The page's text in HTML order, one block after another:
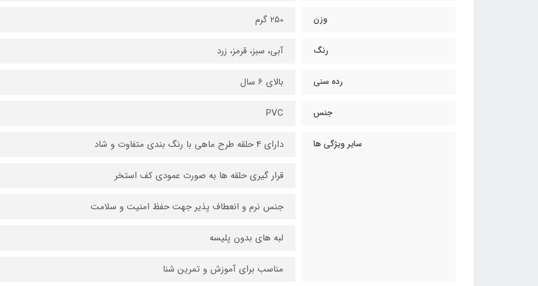
وزن 250 گرم
رنگ آبی، سبز، قرمز، زرد
رده سنی بالای 6 سال
جنس PVC
سایر ویژگی ها دارای 4 حلقه طرح ماهی با رنگ بندی متفاوت و شاد
قرار گیری حلقه ها به صورت عمودی کف استخر
جنس نرم و انعطاف پذیر جهت حفظ امنیت و سلامت
لبه های بدون پلیسه
مناسب برای آموزش و تمرین شنا